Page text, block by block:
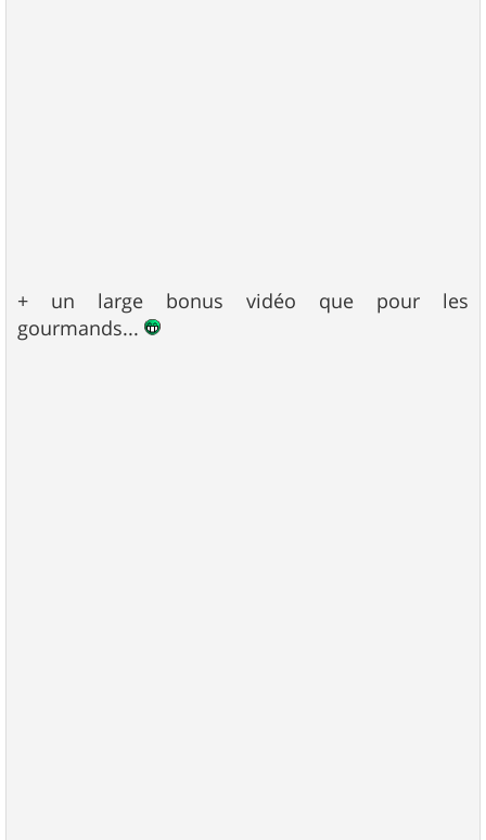
+ un large bonus vidéo que pour les
gourmands...